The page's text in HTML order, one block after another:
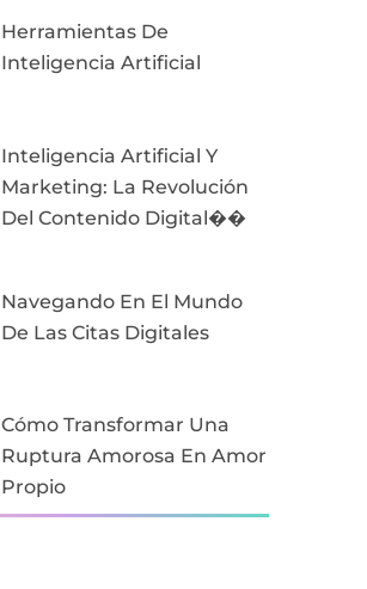
Herramientas De
Inteligencia Artificial
Inteligencia Artificial Y
Marketing: La Revolución
Del Contenido Digital��
Navegando En El Mundo
De Las Citas Digitales
Cómo Transformar Una
Ruptura Amorosa En Amor
Propio